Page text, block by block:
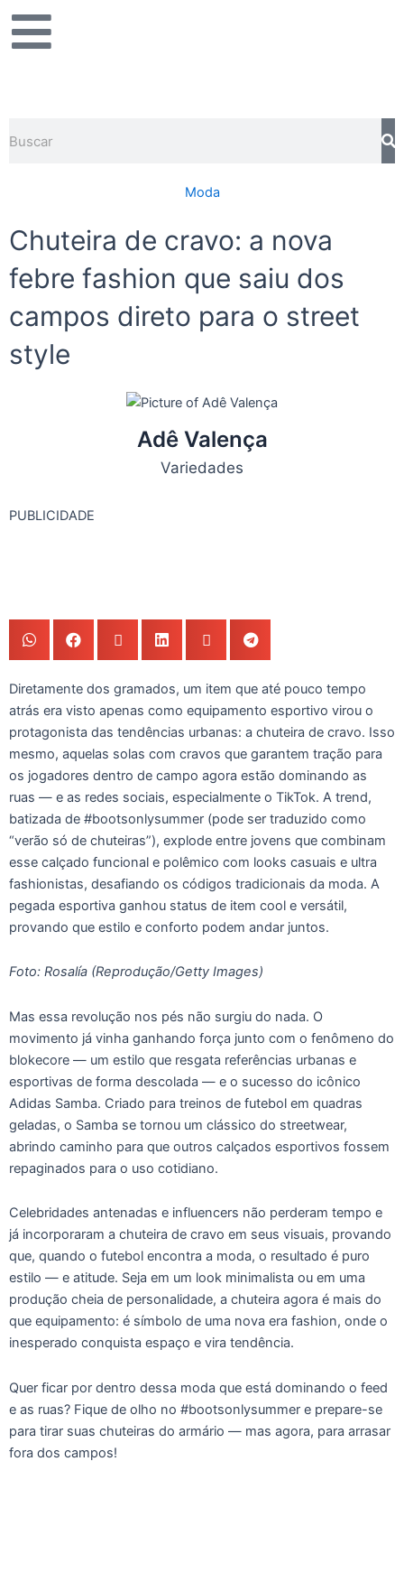
para
Moda
Chuteira de cravo: a nova
febre fashion que saiu dos
campos direto para o street
style
Adê Valença
Variedades
PUBLICIDADE
Diretamente dos gramados, um item que até pouco tempo
atrás era visto apenas como equipamento esportivo virou o
protagonista das tendências urbanas: a chuteira de cravo. Isso
mesmo, aquelas solas com cravos que garantem tração para
os jogadores dentro de campo agora estão dominando as
ruas — e as redes sociais, especialmente o TikTok. A trend,
batizada de #bootsonlysummer (pode ser traduzido como
“verão só de chuteiras”), explode entre jovens que combinam
esse calçado funcional e polêmico com looks casuais e ultra
fashionistas, desafiando os códigos tradicionais da moda. A
pegada esportiva ganhou status de item cool e versátil,
provando que estilo e conforto podem andar juntos.
Foto: Rosalía (Reprodução/Getty Images)
Mas essa revolução nos pés não surgiu do nada. O
movimento já vinha ganhando força junto com o fenômeno do
blokecore — um estilo que resgata referências urbanas e
esportivas de forma descolada — e o sucesso do icônico
Adidas Samba. Criado para treinos de futebol em quadras
geladas, o Samba se tornou um clássico do streetwear,
abrindo caminho para que outros calçados esportivos fossem
repaginados para o uso cotidiano.
Celebridades antenadas e influencers não perderam tempo e
já incorporaram a chuteira de cravo em seus visuais, provando
que, quando o futebol encontra a moda, o resultado é puro
estilo — e atitude. Seja em um look minimalista ou em uma
produção cheia de personalidade, a chuteira agora é mais do
que equipamento: é símbolo de uma nova era fashion, onde o
inesperado conquista espaço e vira tendência.
Quer ficar por dentro dessa moda que está dominando o feed
e as ruas? Fique de olho no #bootsonlysummer e prepare-se
para tirar suas chuteiras do armário — mas agora, para arrasar
fora dos campos!